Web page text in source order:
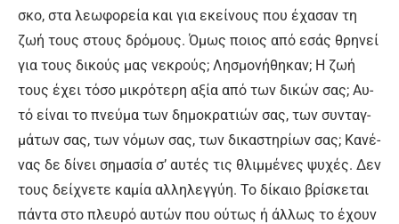
σκο, στα λε­ω­φο­ρεί­α και για ε­κεί­νους που έ­χα­σαν τη
ζω­ή τους στους δρό­μους. Ό­μως ποιος α­πό ε­σάς θρη­νεί
για τους δι­κούς μας νε­κρούς; Λη­σμο­νή­θη­καν; Η ζω­ή
τους έ­χει τό­σο μι­κρό­τε­ρη α­ξί­α α­πό των δι­κών σας; Αυ­
τό εί­ναι το πνεύ­μα των δη­μο­κρα­τιών σας, των συ­νταγ­
μά­των σας, των νό­μων σας, των δι­κα­στη­ρί­ων σας; Κα­νέ­
νας δε δί­νει ση­μα­σί­α σ’ αυ­τές τις θλιμ­μέ­νες ψυ­χές. Δεν
τους δεί­χνε­τε κα­μί­α αλ­λη­λεγ­γύ­η. Το δί­καιο βρί­σκε­ται
πά­ντα στο πλευ­ρό αυ­τών που ού­τως ή άλ­λως το έ­χουν